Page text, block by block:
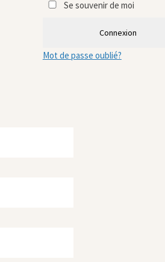
Se souvenir de moi
Connexion
Mot de passe oublié?